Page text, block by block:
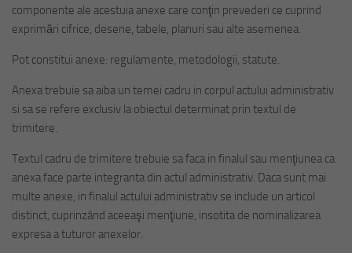
componente ale acestuia anexe care conţin prevederi ce cuprind
exprimări cifrice, desene, tabele, planuri sau alte asemenea.
Pot constitui anexe: regulamente, metodologii, statute.
Anexa trebuie sa aiba un temei cadru in corpul actului administrativ
si sa se refere exclusiv la obiectul determinat prin textul de
trimitere.
Textul cadru de trimitere trebuie sa faca in finalul sau menţiunea ca
anexa face parte integranta din actul administrativ. Daca sunt mai
multe anexe, in finalul actului administrativ se include un articol
distinct, cuprinzând aceeaşi menţiune, insotita de nominalizarea
expresa a tuturor anexelor.